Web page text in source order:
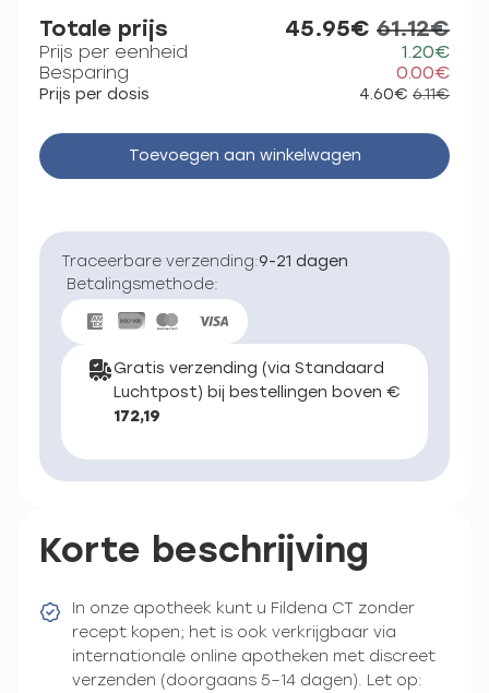
Totale prijs 45.95€ 61.12€
Prijs per eenheid
1.20€
Besparing
0.00€
Prijs per dosis 4.60€ 6.11€
Toevoegen aan winkelwagen
Traceerbare verzending:9-21 dagen
Betalingsmethode:
Gratis verzending (via Standaard
Luchtpost) bij bestellingen boven €
172,19
Korte beschrijving
In onze apotheek kunt u Fildena CT zonder
recept kopen; het is ook verkrijgbaar via
internationale online apotheken met discreet
verzenden (doorgaans 5–14 dagen). Let op: